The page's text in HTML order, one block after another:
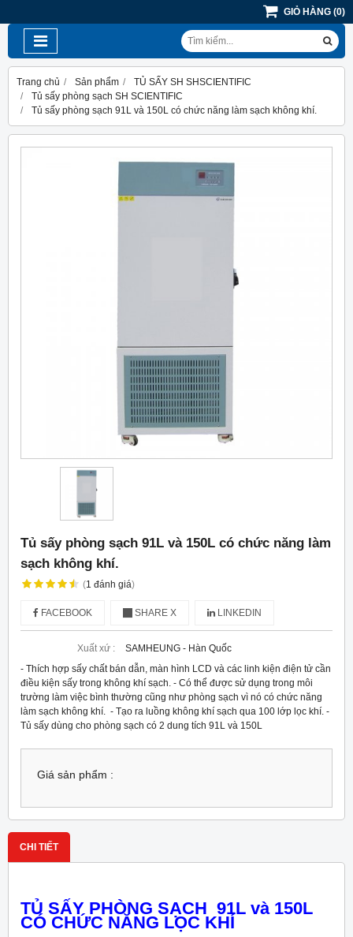
GIỎ HÀNG (0)
Trang chủ Sản phẩm
TỦ SẤY SH SHSCIENTIFIC
Tủ sấy phòng sạch SH SCIENTIFIC
Tủ sấy phòng sạch 91L và 150L có chức năng làm sạch không khí.
Tủ sấy phòng sạch 91L và 150L có chức năng làm
sạch không khí.
(1 đánh giá)
FACEBOOK SHARE X LINKEDIN
Xuất xứ :
SAMHEUNG - Hàn Quốc
- Thích hợp sấy chất bán dẫn, màn hình LCD và các linh kiện điện tử cần
điều kiện sấy trong không khí sạch. - Có thể được sử dụng trong môi
trường làm việc bình thường cũng như phòng sạch vì nó có chức năng
làm sạch không khí. - Tạo ra luồng không khí sạch qua 100 lớp lọc khí. -
Tủ sấy dùng cho phòng sạch có 2 dung tích 91L và 150L
Giá sản phẩm :
CHI TIẾT
TỦ SẤY PHÒNG SẠCH 91L và 150L
CÓ CHỨC NĂNG LỌC KHÍ